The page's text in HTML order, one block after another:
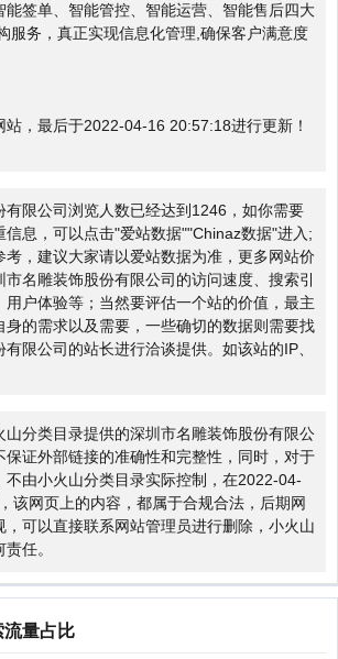
能签单、智能管控、智能运营、智能售后四大
服务，真正实现信息化管理,确保客户满意度
站，最后于2022-04-16 20:57:18进行更新！
有限公司浏览人数已经达到1246，如你需要
信息，可以点击"爱站数据""Chinaz数据"进入;
考，建议大家请以爱站数据为准，更多网站价
名雕装饰股份有限公司的访问速度、搜索引
用户体验等；当然要评估一个站的价值，最主
身的需求以及需要，一些确切的数据则需要找
限公司的站长进行洽谈提供。如该站的IP、
山分类目录提供的深圳市名雕装饰股份有限公
保证外部链接的准确性和完整性，同时，对于
不由小火山分类目录实际控制，在2022-04-
该网页上的内容，都属于合规合法，后期网
，可以直接联系网站管理员进行删除，小火山
任。
量占比